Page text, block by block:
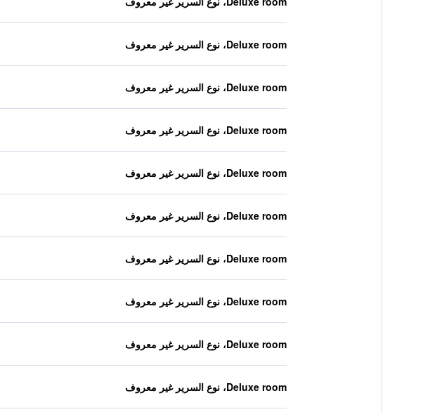
Deluxe room، نوع السرير غير معروف
Deluxe room، نوع السرير غير معروف
Deluxe room، نوع السرير غير معروف
Deluxe room، نوع السرير غير معروف
Deluxe room، نوع السرير غير معروف
Deluxe room، نوع السرير غير معروف
Deluxe room، نوع السرير غير معروف
Deluxe room، نوع السرير غير معروف
Deluxe room، نوع السرير غير معروف